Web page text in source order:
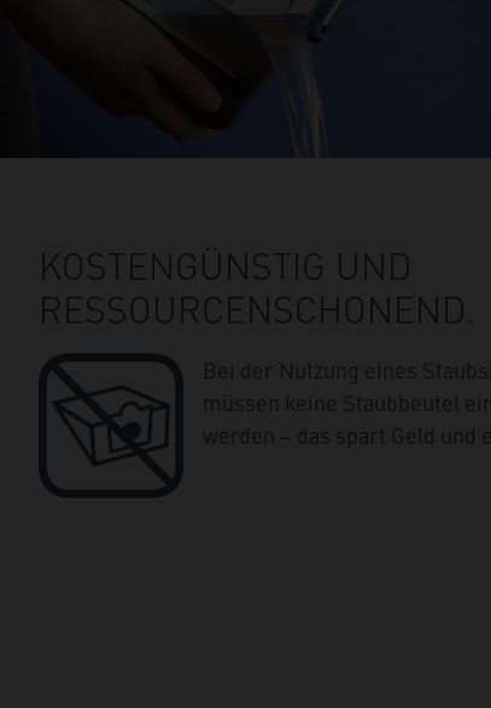
KOSTENGÜNSTIG UND
RESSOURCENSCHONEND.
Bei der Nutzung eines
müssen keine Staubbeutel
werden – das spart Geld und